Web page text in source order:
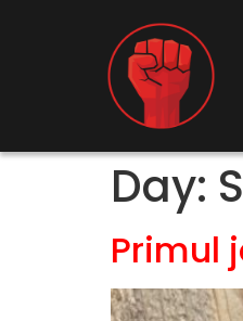
Day:
Primul